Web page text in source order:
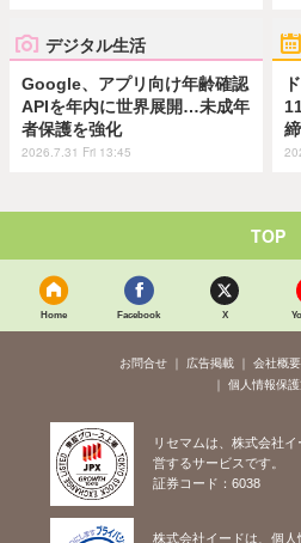
デジタル生活
Google、アプリ向け年齢確認
APIを年内に世界展開…未成年
者保護を強化
2026.7.31 Fri 13:45
TOP
Home Facebook X
お問合せ 広告掲載 会社概要
個人情報保
リセマムは、株式会社
営するサービスです。
証券コード：6038
株式会社イードは、個